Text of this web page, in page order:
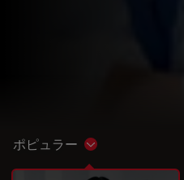
ポピュラー Show subnavigation